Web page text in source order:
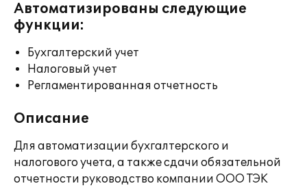
Автоматизированы следующие
функции:
Бухгалтерский учет
Налоговый учет
Регламентированная отчетность
Описание
Для автоматизации бухгалтерского и
налогового учета, а также сдачи обязательной
отчетности руководство компании ООО ТЭК